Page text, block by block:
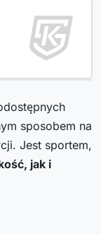
sposobem na
Jest sportem,
jak i